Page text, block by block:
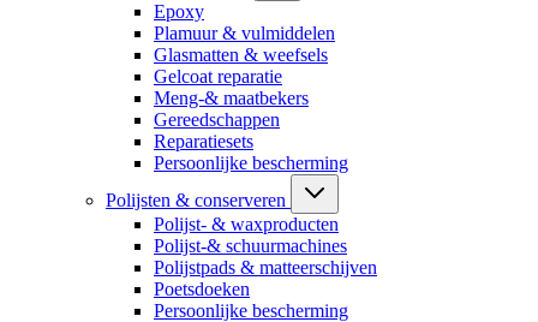
Epoxy
Plamuur & vulmiddelen
Glasmatten & weefsels
Gelcoat reparatie
Meng-& maatbekers
Gereedschappen
Reparatiesets
Persoonlijke bescherming
Polijsten & conserveren
Polijst- & waxproducten
Polijst-& schuurmachines
Polijstpads & matteerschijven
Poetsdoeken
Persoonlijke bescherming